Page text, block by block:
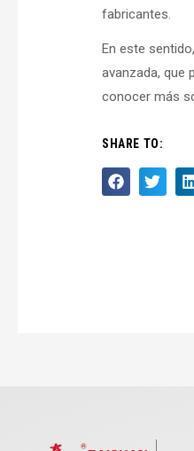
fabricantes.
En este
avanzada, que
conocer más
SHARE TO: